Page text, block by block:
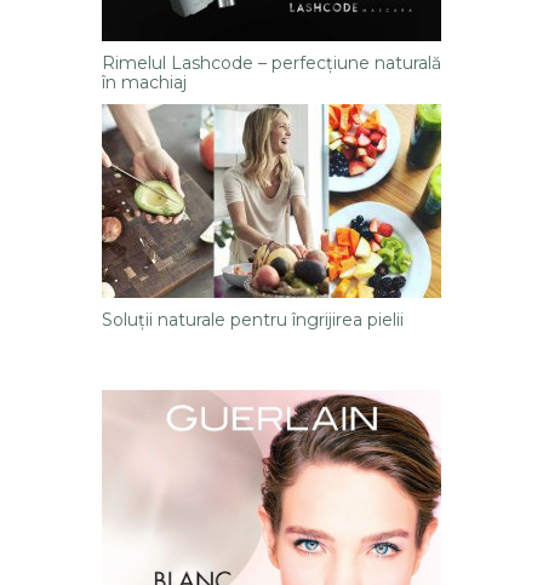
Rimelul Lashcode – perfecţiune naturală
în machiaj
Soluții naturale pentru îngrijirea pielii